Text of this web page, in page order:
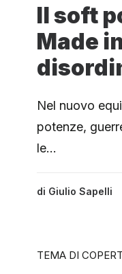
Il soft
Made
Nel nuovo
potenze,
le…
di Giulio Sapelli
TEMA DI